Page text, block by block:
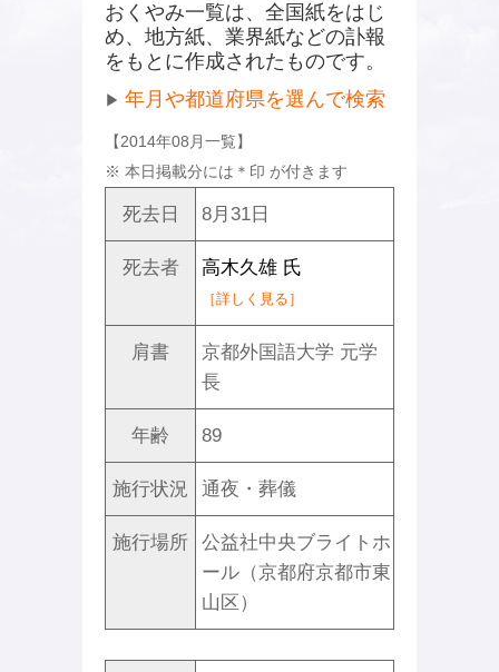
おくやみ一覧は、全国紙をはじ
め、地方紙、業界紙などの訃報
をもとに作成されたものです。
▶ 年月や都道府県を選んで検索
【2014年08月一覧】
※ 本日掲載分には ＊ 印 が付きます
死去日 8月31日
死去者 高木久雄 氏
［詳しく見る］
肩書
京都外国語大学 元学
長
年齢 89
施行状況 通夜・葬儀
施行場所
公益社中央ブライトホ
ール（京都府京都市東
山区）